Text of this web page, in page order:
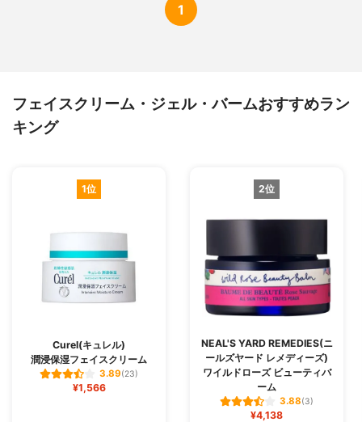
1
フェイスクリーム・ジェル・バームおすすめラン
キング
1位
Curel(キュレル)
潤浸保湿フェイスクリーム
3.89(23)
¥1,566
2位
NEAL'S YARD REMEDIES(ニ
ールズヤード レメディーズ)
ワイルドローズ ビューティバ
ーム
3.88(3)
¥4,138